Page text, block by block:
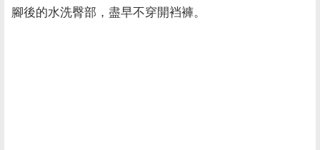
腳後的水洗臀部，盡早不穿開裆褲。